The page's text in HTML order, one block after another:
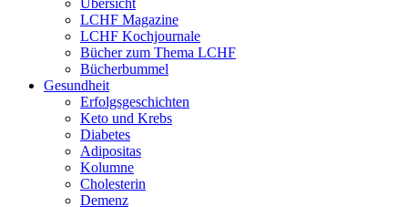
Übersicht
LCHF Magazine
LCHF Kochjournale
Bücher zum Thema LCHF
Bücherbummel
Gesundheit
Erfolgsgeschichten
Keto und Krebs
Diabetes
Adipositas
Kolumne
Cholesterin
Demenz